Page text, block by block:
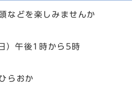
などを楽しみませんか
）午後1時から5時
らおか